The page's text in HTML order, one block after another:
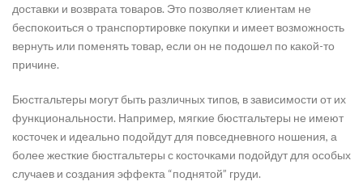
доставки и возврата товаров. Это позволяет клиентам не
беспокоиться о транспортировке покупки и имеет возможность
вернуть или поменять товар, если он не подошел по какой-то
причине.
Бюстгальтеры могут быть различных типов, в зависимости от их
функциональности. Например, мягкие бюстгальтеры не имеют
косточек и идеально подойдут для повседневного ношения, а
более жесткие бюстгальтеры с косточками подойдут для особых
случаев и создания эффекта “поднятой” груди.